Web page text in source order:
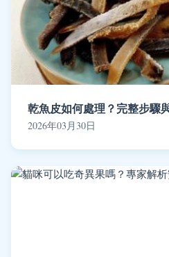
乾魚皮如何處理？完整步驟
2026年03月30日